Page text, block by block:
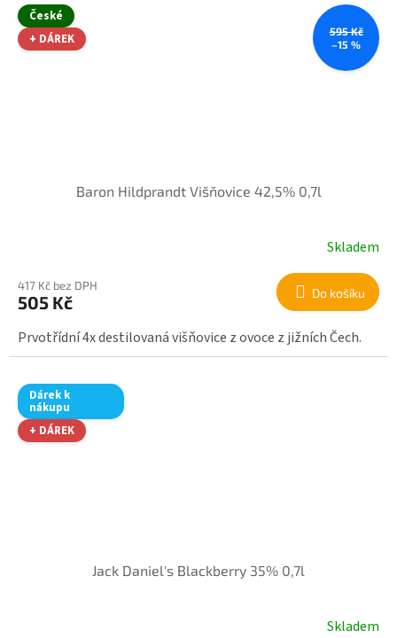
České
+ DÁREK
595 Kč
–15 %
Baron Hildprandt Višňovice 42,5% 0,7l
Skladem
417 Kč bez DPH
505 Kč Do košíku
Prvotřídní 4x destilovaná višňovice z ovoce z jižních Čech.
Dárek k
nákupu
+ DÁREK
Jack Daniel's Blackberry 35% 0,7l
Skladem